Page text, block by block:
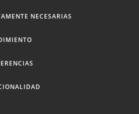
+34 601 636 766
Diana Morales Properties Knight
NECESARIAS